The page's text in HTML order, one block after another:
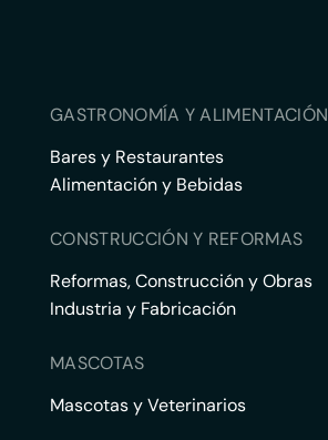
GASTRONOMÍA Y ALIMENTACIÓN
Bares y Restaurantes
Alimentación y Bebidas
CONSTRUCCIÓN Y REFORMAS
Reformas, Construcción y Obras
Industria y Fabricación
MASCOTAS
Mascotas y Veterinarios